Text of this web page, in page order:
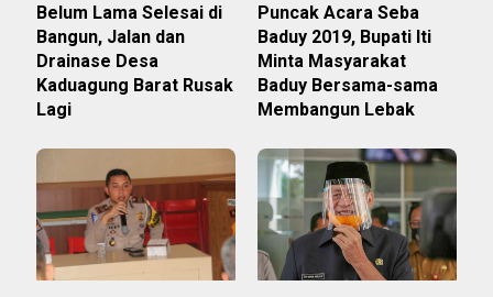
Belum Lama Selesai di
Bangun, Jalan dan
Drainase Desa
Kaduagung Barat Rusak
Lagi
Puncak Acara Seba
Baduy 2019, Bupati Iti
Minta Masyarakat
Baduy Bersama-sama
Membangun Lebak